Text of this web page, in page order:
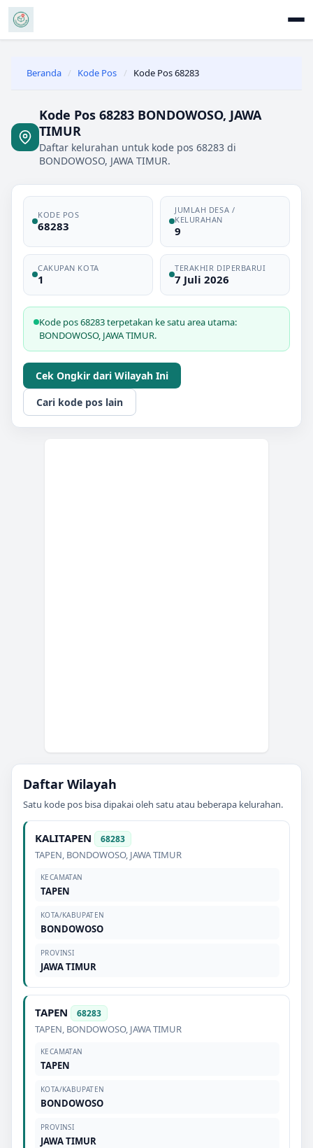
Beranda / Kode Pos / Kode Pos 68283
Kode Pos 68283 BONDOWOSO, JAWA
TIMUR
Daftar kelurahan untuk kode pos 68283 di
BONDOWOSO, JAWA TIMUR.
KODE POS
68283
JUMLAH DESA /
KELURAHAN
9
CAKUPAN KOTA
1
TERAKHIR DIPERBARUI
7 Juli 2026
Kode pos 68283 terpetakan ke satu area utama:
BONDOWOSO, JAWA TIMUR.
Cek Ongkir dari Wilayah Ini
Cari kode pos lain
Daftar Wilayah
Satu kode pos bisa dipakai oleh satu atau beberapa kelurahan.
KALITAPEN 68283
TAPEN, BONDOWOSO, JAWA TIMUR
KECAMATAN
TAPEN
KOTA/KABUPATEN
BONDOWOSO
PROVINSI
JAWA TIMUR
TAPEN 68283
TAPEN, BONDOWOSO, JAWA TIMUR
KECAMATAN
TAPEN
KOTA/KABUPATEN
BONDOWOSO
PROVINSI
JAWA TIMUR